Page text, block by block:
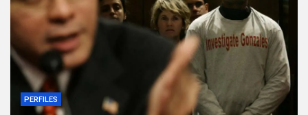
PERFILES